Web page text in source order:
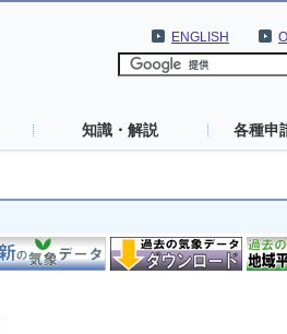
ENGLISH
知識・解説 各種申